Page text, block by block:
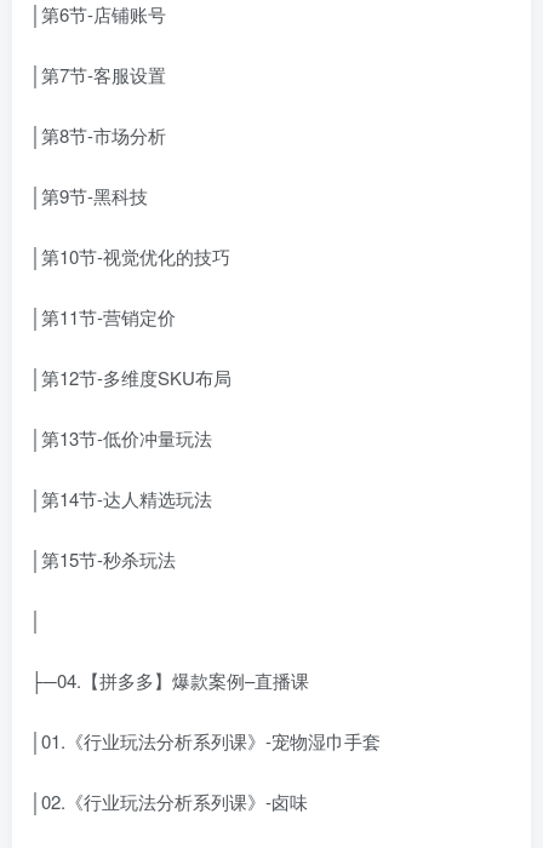
│第6节-店铺账号
│第7节-客服设置
│第8节-市场分析
│第9节-黑科技
│第10节-视觉优化的技巧
│第11节-营销定价
│第12节-多维度SKU布局
│第13节-低价冲量玩法
│第14节-达人精选玩法
│第15节-秒杀玩法
├─04.【拼多多】爆款案例–直播课
│01.《行业玩法分析系列课》-宠物湿巾手套
│02.《行业玩法分析系列课》-卤味